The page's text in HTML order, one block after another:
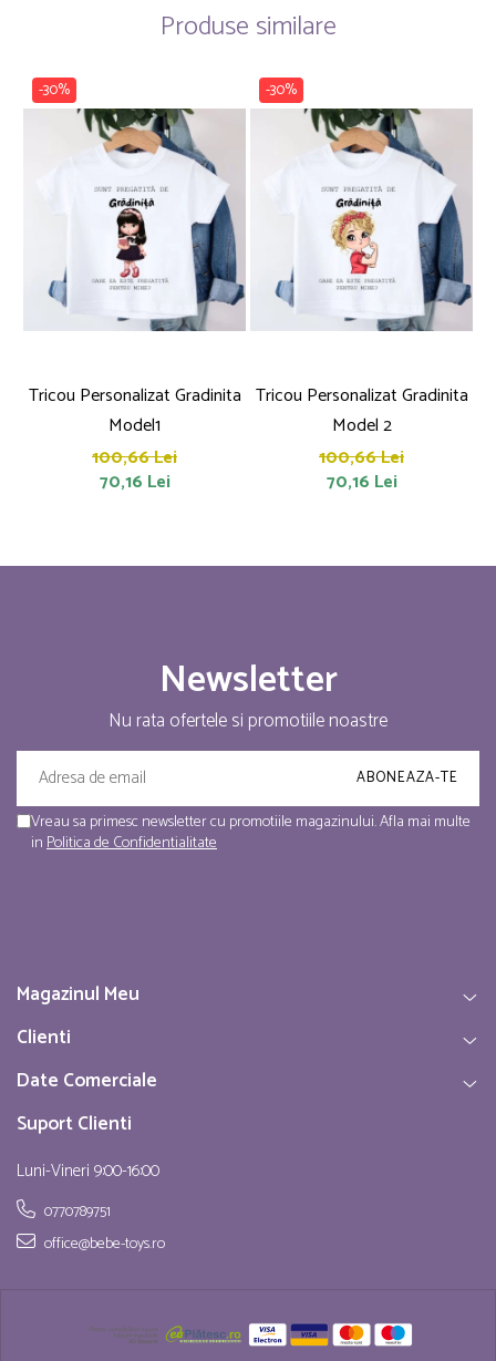
Produse similare
-30%
Tricou Personalizat Gradinita
Model1
100,66 Lei
70,16 Lei
-30%
Tricou Personalizat Gradinita
Model 2
100,66 Lei
70,16 Lei
Newsletter
Nu rata ofertele si promotiile noastre
Vreau sa primesc newsletter cu promotiile magazinului. Afla mai multe
inPolitica de Confidentialitate
Magazinul Meu
Clienti
Date Comerciale
Suport Clienti
Luni-Vineri 9:00-16:00
0770789751
office@bebe-toys.ro